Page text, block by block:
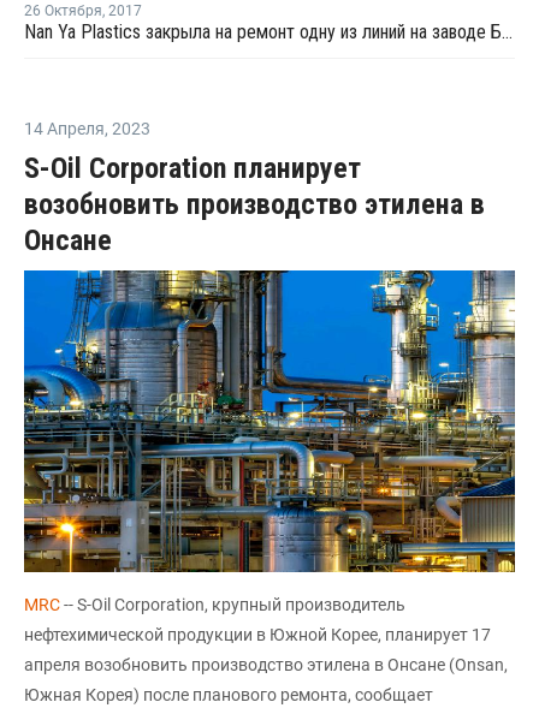
26 Октября, 2017
Nan Ya Plastics закрыла на ремонт одну из линий на заводе БФА в Майлиао
14 Апреля, 2023
S-Oil Corporation планирует
возобновить производство этилена в
Онсане
MRC-- S-Oil Corporation, крупный производитель
нефтехимической продукции в Южной Корее, планирует 17
апреля возобновить производство этилена в Онсане (Onsan,
Южная Корея) после планового ремонта, сообщает